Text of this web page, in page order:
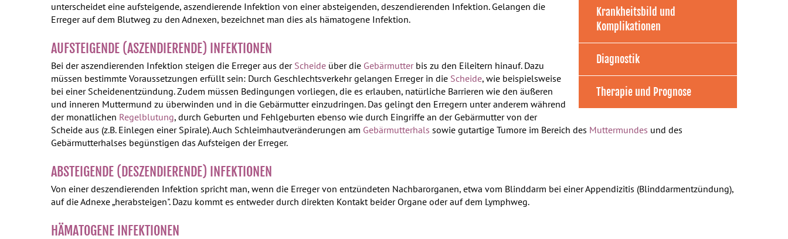
Krankheitsbild und
Komplikationen
Diagnostik
Therapie und Prognose
unterscheidet eine aufsteigende, aszendierende Infektion von einer absteigenden, deszendierenden Infektion. Gelangen die
Erreger auf dem Blutweg zu den Adnexen, bezeichnet man dies als hämatogene Infektion.
AUFSTEIGENDE (ASZENDIERENDE) INFEKTIONEN
Bei der aszendierenden Infektion steigen die Erreger aus der Scheide über die Gebärmutterbis zu den Eileitern hinauf. Dazu
müssen bestimmte Voraussetzungen erfüllt sein: Durch Geschlechtsverkehr gelangen Erreger in die Scheide, wie beispielsweise
bei einer Scheidenentzündung. Zudem müssen Bedingungen vorliegen, die es erlauben, natürliche Barrieren wie den äußeren
und inneren Muttermund zu überwinden und in die Gebärmutter einzudringen. Das gelingt den Erregern unter anderem während
der monatlichen Regelblutung, durch Geburten und Fehlgeburten ebenso wie durch Eingriffe an der Gebärmutter von der
Scheide aus (z.B. Einlegen einer Spirale). Auch Schleimhautveränderungen am Gebärmutterhals sowie gutartige Tumore im Bereich des Muttermundes und des
Gebärmutterhalses begünstigen das Aufsteigen der Erreger.
ABSTEIGENDE (DESZENDIERENDE) INFEKTIONEN
Von einer deszendierenden Infektion spricht man, wenn die Erreger von entzündeten Nachbarorganen, etwa vom Blinddarm bei einer Appendizitis (Blinddarmentzündung),
auf die Adnexe „herabsteigen". Dazu kommt es entweder durch direkten Kontakt beider Organe oder auf dem Lymphweg.
HÄMATOGENE INFEKTIONEN